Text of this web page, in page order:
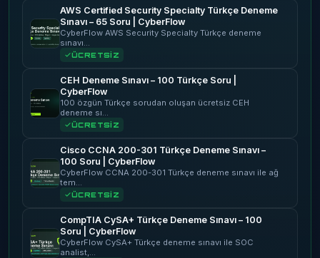
AWS Certified Security Specialty Türkçe Deneme
Sınavı – 65 Soru | CyberFlow
CyberFlow AWS Security Specialty Türkçe deneme
sınavı…
ÜCRETSİZ
CEH Deneme Sınavı – 100 Türkçe Soru |
CyberFlow
100 özgün Türkçe sorudan oluşan ücretsiz CEH
deneme sı…
ÜCRETSİZ
Cisco CCNA 200-301 Türkçe Deneme Sınavı –
100 Soru | CyberFlow
CyberFlow CCNA 200-301 Türkçe deneme sınavı ile ağ
tem…
ÜCRETSİZ
CompTIA CySA+ Türkçe Deneme Sınavı – 100
Soru | CyberFlow
CyberFlow CySA+ Türkçe deneme sınavı ile SOC
analist,…